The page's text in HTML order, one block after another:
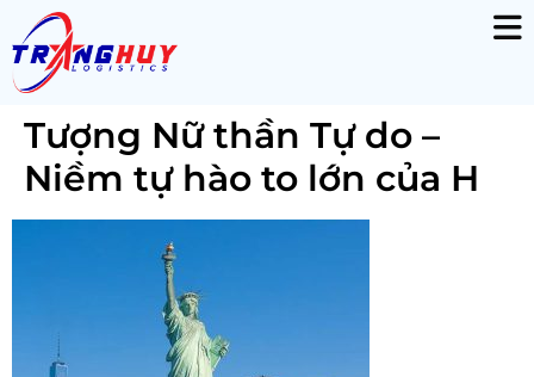
Tượng Nữ thần Tự do –
Niềm tự hào to lớn của H